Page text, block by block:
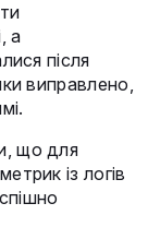
а
після
виправлено,
що для
із логів